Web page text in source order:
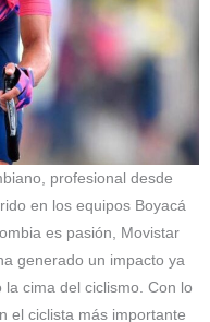
profesional desde
en los equipos Boyacá
es pasión, Movistar
generado un impacto ya
cima del ciclismo. Con lo
el ciclista más importante